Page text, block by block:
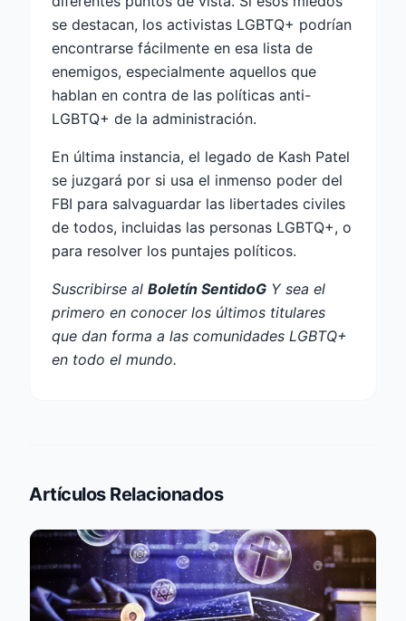
se destacan, los activistas LGBTQ+ podrían
encontrarse fácilmente en esa lista de
enemigos, especialmente aquellos que
hablan en contra de las políticas anti-
LGBTQ+ de la administración.
En última instancia, el legado de Kash Patel
se juzgará por si usa el inmenso poder del
FBI para salvaguardar las libertades civiles
de todos, incluidas las personas LGBTQ+, o
para resolver los puntajes políticos.
Suscribirse al Boletín SentidoG Y sea el
primero en conocer los últimos titulares
que dan forma a las comunidades LGBTQ+
en todo el mundo.
Artículos Relacionados